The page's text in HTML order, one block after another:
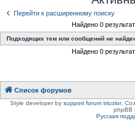
Перейти к расширенному поиску
Найдено 0
Подходящих тем или сообщений не
Найдено 0
Список форумов
Style developer by support forum tricolor,
phpBB
Русская